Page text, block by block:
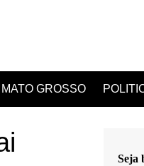
MATO GROSSO
Seja